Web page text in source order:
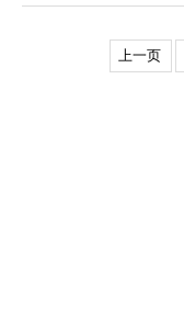
上一页